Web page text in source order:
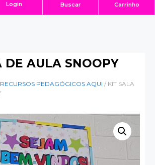
Login Buscar Carrinho
DE AULA SNOOPY
PEDAGÓGICOS AQUI / KIT SALA